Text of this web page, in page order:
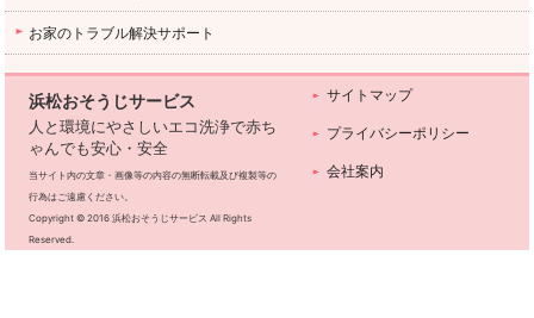
お家のトラブル解決サポート
浜松おそうじサービス
人と環境にやさしいエコ洗浄で赤ち
ゃんでも安心・安全
当サイト内の文章・画像等の内容の無断転載及び複製等の
行為はご遠慮ください。
Copyright © 2016 浜松おそうじサービス All Rights
Reserved.
サイトマップ
プライバシーポリシー
会社案内